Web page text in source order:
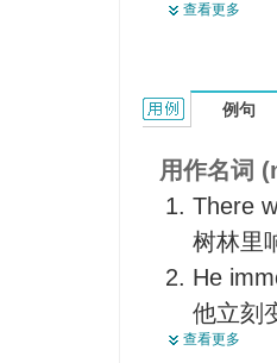
音频颤动
【医】
【医】
波动
病态阵
拍（翅
发抖，
使焦
扰乱，
浮动
挥动，
扑腾
飞来飞
使心慌
查看更多
flutter的用法和样
例句
用作名词
There
树林里
He
他立刻
The
查看更多